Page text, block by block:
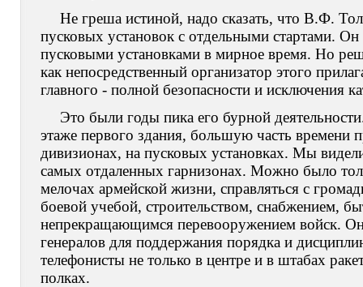
Не греша истиной, надо сказать, что В.Ф.
пусковых установок с отдельными стартами.
пусковыми установками в мирное время. Но
как непосредственный организатор этого
главного - полной безопасности и исключения
Это были годы пика его бурной
этаже первого здания, большую часть времени
дивизионах, на пусковых установках. Мы
самых отдаленных гарнизонах. Можно было
мелочах армейской жизни, справляться с
боевой учебой, строительством, снабжением,
непрекращающимся перевооружением войск.
генералов для поддержания порядка и
телефонисты не только в центре и в штабах
полках.